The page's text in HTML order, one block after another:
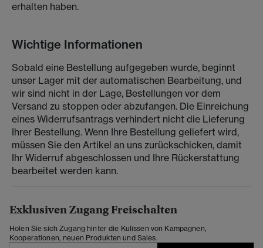
erhalten haben.
Wichtige Informationen
Sobald eine Bestellung aufgegeben wurde, beginnt
unser Lager mit der automatischen Bearbeitung, und
wir sind nicht in der Lage, Bestellungen vor dem
Versand zu stoppen oder abzufangen. Die Einreichung
eines Widerrufsantrags verhindert nicht die Lieferung
Ihrer Bestellung. Wenn Ihre Bestellung geliefert wird,
müssen Sie den Artikel an uns zurückschicken, damit
Ihr Widerruf abgeschlossen und Ihre Rückerstattung
bearbeitet werden kann.
Exklusiven Zugang Freischalten
Holen Sie sich Zugang hinter die Kulissen von Kampagnen,
Kooperationen, neuen Produkten und Sales.